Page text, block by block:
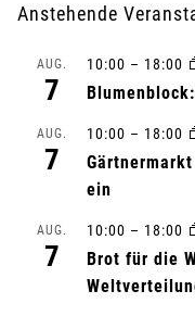
a
Anstehende
AUG.
7
10:00 – 18:00
AUG.
7
10:00 – 18:00
ein
AUG.
7
10:00 – 18:00
Brot für die